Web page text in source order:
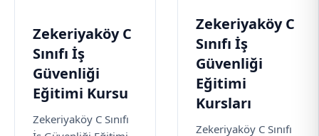
Zekeriyaköy C
Sınıfı İş
Güvenliği
Eğitimi Kursu
Zekeriyaköy C Sınıfı
Zekeriyaköy C
Sınıfı İş
Güvenliği
Eğitimi
Kursları
Zekeriyaköy C Sınıfı